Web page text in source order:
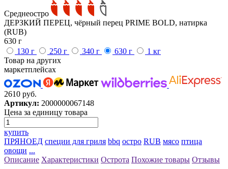
Среднеостро
ДЕРЗКИЙ ПЕРЕЦ, чёрный перец PRIME BOLD, натирка
(RUB)
630 г
130 г
250 г 340 г 630 г
1 кг
Товар на других
маркетплейсах
2610 руб.
Артикул: 2000000067148
Цена за единицу товара
купить
ПРЯНОЕД специи для гриля bbq остро RUB мясо птица
овощи ...
Описание Характеристики Острота Похожие товары Отзывы